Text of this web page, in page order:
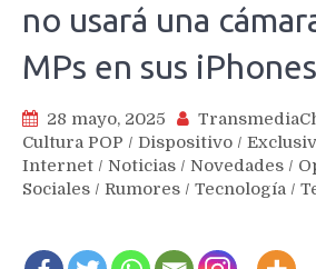
no usará una
MPs en sus iPhones
28 mayo, 2025
Cultura POP / Dispositivo /
Internet / Noticias / Novedades /
Sociales / Rumores / Tecnología /